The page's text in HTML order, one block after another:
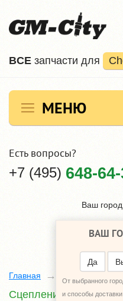
ВCE запчасти для
МЕНЮ
Есть вопросы?
+7 (495) 648-
Ваш
ВАШ
Да
От выбранного
и способы доставки
Главная
Сцепление,